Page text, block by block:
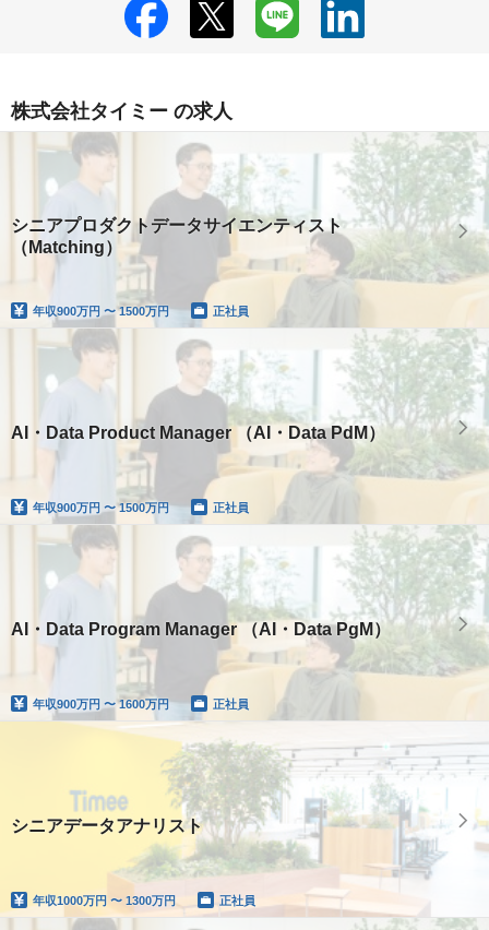
株式会社タイミー の求人
シニアプロダクトデータサイエンティスト
（Matching）
年収900万円 〜 1500万円 正社員
AI・Data Product Manager （AI・Data PdM）
年収900万円 〜 1500万円 正社員
AI・Data Program Manager （AI・Data PgM）
年収900万円 〜 1600万円 正社員
シニアデータアナリスト
年収1000万円 〜 1300万円 正社員